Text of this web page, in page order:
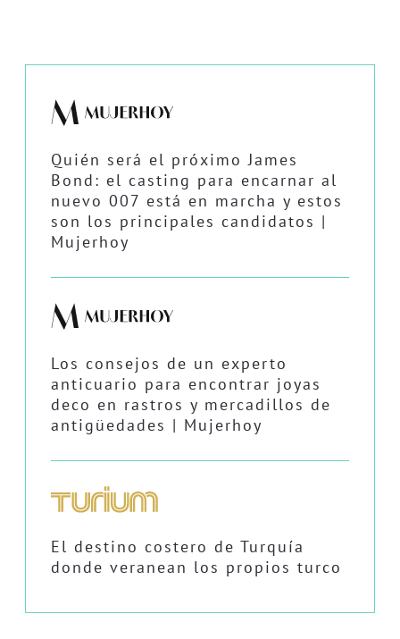
Quién será el próximo James
Bond: el casting para encarnar al
nuevo 007 está en marcha y estos
son los principales candidatos |
Mujerhoy
Los consejos de un experto
anticuario para encontrar joyas
deco en rastros y mercadillos de
antigüedades | Mujerhoy
El destino costero de Turquía
donde veranean los propios turco